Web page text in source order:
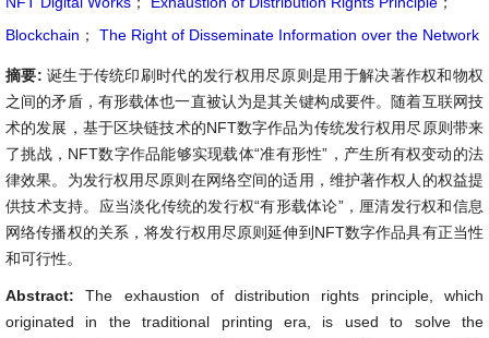
Blockchain ； The Right of Disseminate Information over the Network
摘要: 诞生于传统印刷时代的发行权用尽原则是用于解决著作权和物权
之间的矛盾，有形载体也一直被认为是其关键构成要件。随着互联网技
术的发展，基于区块链技术的NFT数字作品为传统发行权用尽原则带来
了挑战，NFT数字作品能够实现载体“准有形性”，产生所有权变动的法
律效果。为发行权用尽原则在网络空间的适用，维护著作权人的权益提
供技术支持。应当淡化传统的发行权“有形载体论”，厘清发行权和信息
网络传播权的关系，将发行权用尽原则延伸到NFT数字作品具有正当性
和可行性。
Abstract:The exhaustion of distribution rights principle, which
originated in the traditional printing era, is used to solve the